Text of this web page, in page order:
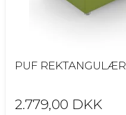
PUF REKTANGULÆR
2.779,00 DKK